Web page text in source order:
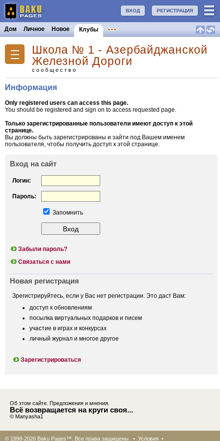
РЕГИСТРАЦИЯ
ВХОД
Дом Личное Новое Клубы
Школа № 1 - Азербайджанской
Железной Дороги
сообщество
Информация
Only registered users can access this page.
You should be registered and sign on to access requested page.
Только зарегистрированные пользователи имеют доступ к этой
странице.
Вы должны быть зарегистрированы и зайти под Вашем именем
пользователя, чтобы получить доступ к этой странице.
Вход на сайт
Логин:
Пароль:
Запомнить
Забыли пароль?
Связаться с нами
Новая регистрация
Зрегистрируйтесь, если у Вас нет регистрации. Это даст Вам:
доступ к обновлениям
посылка виртуальных подарков и писем
участие в играх и конкурсах
личный журнал и многое другое
Зарегистрироваться
Об этом сайте. Предложения и мнения.
Всё возвращается на круги своя...
© Manyasha1
© 1998-2026 Baku Pages™. Все права защищены • Условия •